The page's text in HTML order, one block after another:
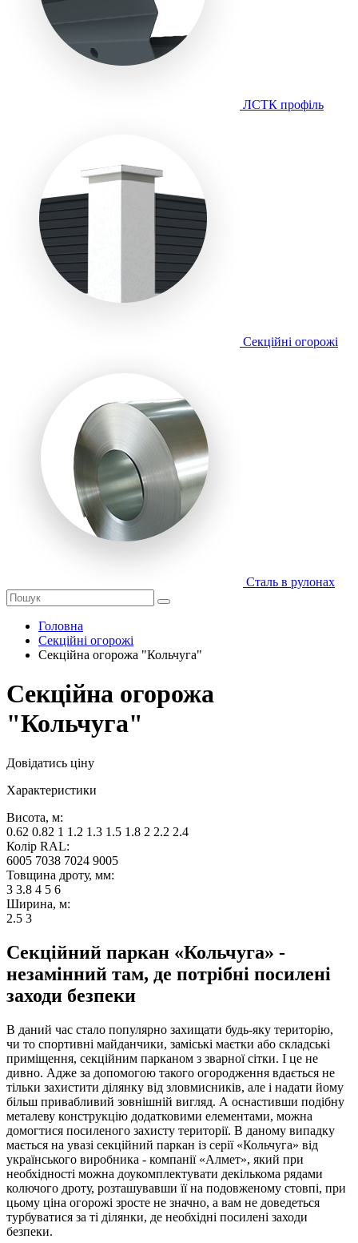
ЛСТК профіль
Секційні огорожі
Сталь в рулонах
Головна
Секційні огорожі
Секційна огорожа "Кольчуга"
Секційна огорожа
"Кольчуга"
Довідатись ціну
Характеристики
Висота, м:
0.62 0.82 1 1.2 1.3 1.5 1.8 2 2.2 2.4
Колір RAL:
6005 7038 7024 9005
Товщина дроту, мм:
3 3.8 4 5 6
Ширина, м:
2.5 3
Секційний паркан «Кольчуга» -
незамінний там, де потрібні посилені
заходи безпеки
В даний час стало популярно захищати будь-яку територію,
чи то спортивні майданчики, заміські маєтки або складські
приміщення, секційним парканом з зварної сітки. І це не
дивно. Адже за допомогою такого огородження вдається не
тільки захистити ділянку від зловмисників, але і надати йому
більш привабливий зовнішній вигляд. А оснастивши подібну
металеву конструкцію додатковими елементами, можна
домогтися посиленого захисту території. В даному випадку
мається на увазі секційний паркан із серії «Кольчуга» від
українського виробника - компанії «Алмет», який при
необхідності можна доукомплектувати декількома рядами
колючого дроту, розташувавши її на подовженому стовпі, при
цьому ціна огорожі зросте не значно, а вам не доведеться
турбуватися за ті ділянки, де необхідні посилені заходи
безпеки.